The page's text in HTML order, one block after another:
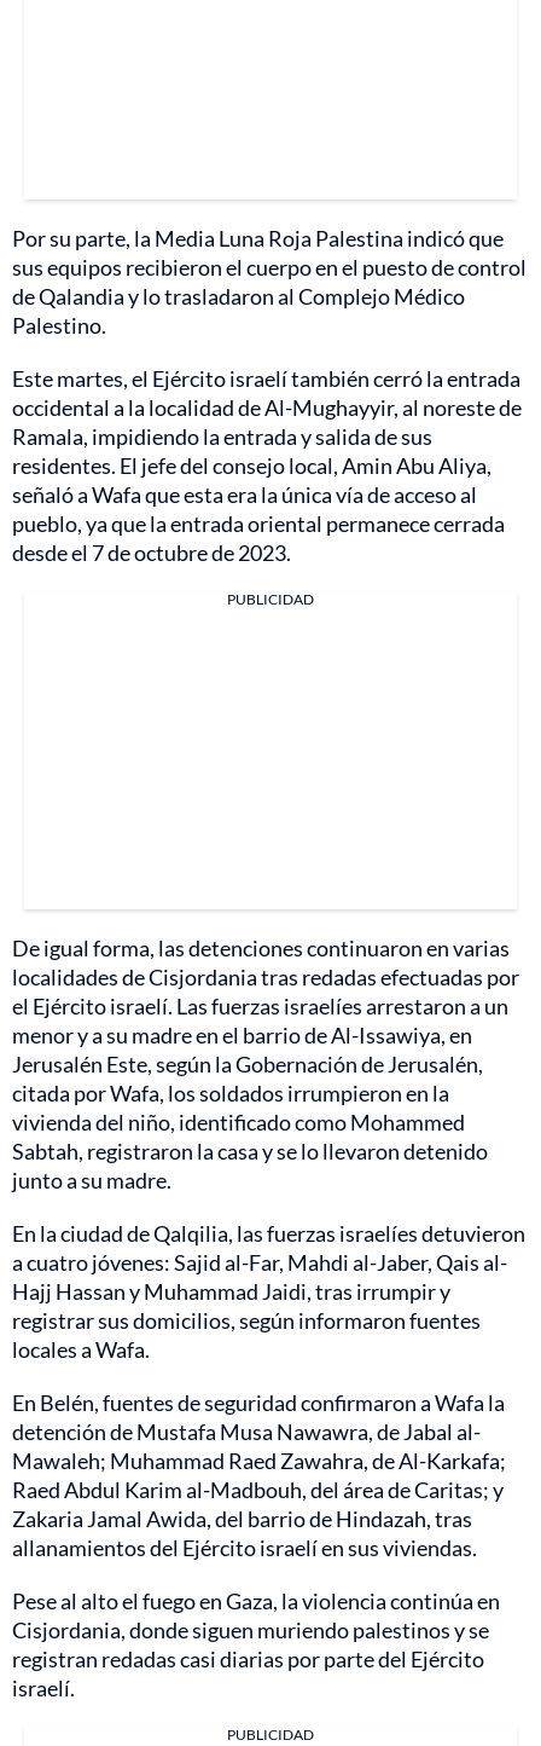
Por su parte, la Media Luna Roja Palestina indicó que
sus equipos recibieron el cuerpo en el puesto de control
de Qalandia y lo trasladaron al Complejo Médico
Palestino.
Este martes, el Ejército israelí también cerró la entrada
occidental a la localidad de Al-Mughayyir, al noreste de
Ramala, impidiendo la entrada y salida de sus
residentes. El jefe del consejo local, Amin Abu Aliya,
señaló a Wafa que esta era la única vía de acceso al
pueblo, ya que la entrada oriental permanece cerrada
desde el 7 de octubre de 2023.
PUBLICIDAD
De igual forma, las detenciones continuaron en varias
localidades de Cisjordania tras redadas efectuadas por
el Ejército israelí. Las fuerzas israelíes arrestaron a un
menor y a su madre en el barrio de Al-Issawiya, en
Jerusalén Este, según la Gobernación de Jerusalén,
citada por Wafa, los soldados irrumpieron en la
vivienda del niño, identificado como Mohammed
Sabtah, registraron la casa y se lo llevaron detenido
junto a su madre.
En la ciudad de Qalqilia, las fuerzas israelíes detuvieron
a cuatro jóvenes: Sajid al-Far, Mahdi al-Jaber, Qais al-
Hajj Hassan y Muhammad Jaidi, tras irrumpir y
registrar sus domicilios, según informaron fuentes
locales a Wafa.
En Belén, fuentes de seguridad confirmaron a Wafa la
detención de Mustafa Musa Nawawra, de Jabal al-
Mawaleh; Muhammad Raed Zawahra, de Al-Karkafa;
Raed Abdul Karim al-Madbouh, del área de Caritas; y
Zakaria Jamal Awida, del barrio de Hindazah, tras
allanamientos del Ejército israelí en sus viviendas.
Pese al alto el fuego en Gaza, la violencia continúa en
Cisjordania, donde siguen muriendo palestinos y se
registran redadas casi diarias por parte del Ejército
israelí.
PUBLICIDAD